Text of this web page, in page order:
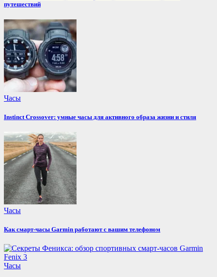
путешествий
Часы
Instinct Crossover: умные часы для активного образа жизни и стиля
Часы
Как смарт-часы Garmin работают с вашим телефоном
Часы